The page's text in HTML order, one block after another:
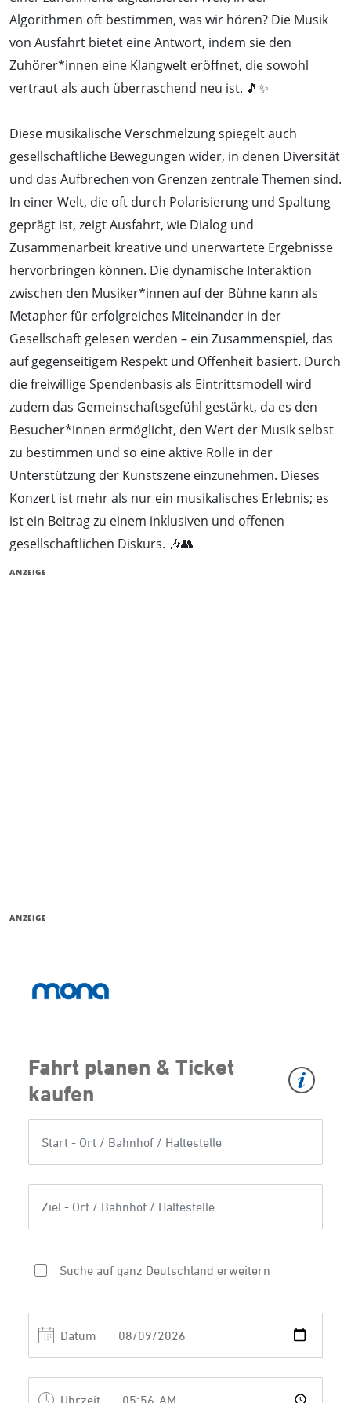
Algorithmen oft bestimmen, was wir hören? Die Musik
von Ausfahrt bietet eine Antwort, indem sie den
Zuhörer*innen eine Klangwelt eröffnet, die sowohl
vertraut als auch überraschend neu ist. 🎵✨
Diese musikalische Verschmelzung spiegelt auch
gesellschaftliche Bewegungen wider, in denen Diversität
und das Aufbrechen von Grenzen zentrale Themen sind.
In einer Welt, die oft durch Polarisierung und Spaltung
geprägt ist, zeigt Ausfahrt, wie Dialog und
Zusammenarbeit kreative und unerwartete Ergebnisse
hervorbringen können. Die dynamische Interaktion
zwischen den Musiker*innen auf der Bühne kann als
Metapher für erfolgreiches Miteinander in der
Gesellschaft gelesen werden – ein Zusammenspiel, das
auf gegenseitigem Respekt und Offenheit basiert. Durch
die freiwillige Spendenbasis als Eintrittsmodell wird
zudem das Gemeinschaftsgefühl gestärkt, da es den
Besucher*innen ermöglicht, den Wert der Musik selbst
zu bestimmen und so eine aktive Rolle in der
Unterstützung der Kunstszene einzunehmen. Dieses
Konzert ist mehr als nur ein musikalisches Erlebnis; es
ist ein Beitrag zu einem inklusiven und offenen
gesellschaftlichen Diskurs. 🎶👥
ANZEIGE
ANZEIGE